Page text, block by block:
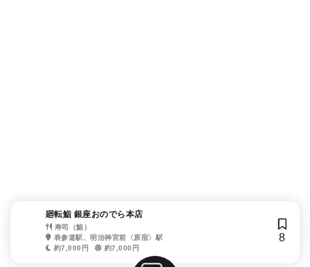
廻転鮨 銀座おのでら本店
寿司（鮨）
表参道駅、明治神宮前〈原宿〉駅
約7,000円
約7,000円
8